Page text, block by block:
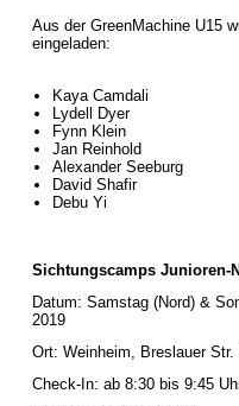
Aus der GreenMachine U15
eingeladen:
Kaya Camdali
Lydell Dyer
Fynn Klein
Jan Reinhold
Alexander Seeburg
David Shafir
Debu Yi
Sichtungscamps Junioren-
Datum: Samstag (Nord) &
2019
Ort: Weinheim, Breslauer
Check-In: ab 8:30 bis 9:45